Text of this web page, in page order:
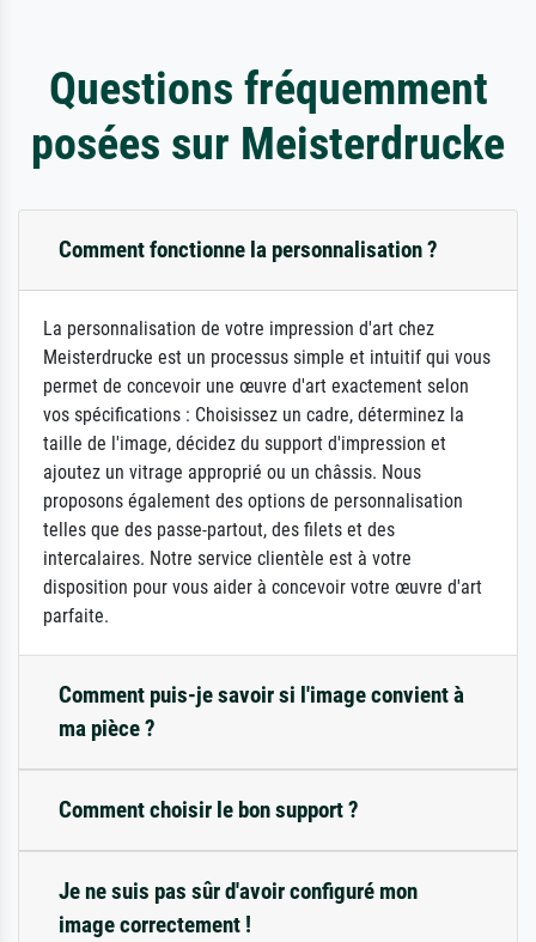
Questions fréquemment
posées sur Meisterdrucke
Comment fonctionne la personnalisation ?
La personnalisation de votre impression d'art chez
Meisterdrucke est un processus simple et intuitif qui vous
permet de concevoir une œuvre d'art exactement selon
vos spécifications : Choisissez un cadre, déterminez la
taille de l'image, décidez du support d'impression et
ajoutez un vitrage approprié ou un châssis. Nous
proposons également des options de personnalisation
telles que des passe-partout, des filets et des
intercalaires. Notre service clientèle est à votre
disposition pour vous aider à concevoir votre œuvre d'art
parfaite.
Comment puis-je savoir si l'image convient à
ma pièce ?
Comment choisir le bon support ?
Je ne suis pas sûr d'avoir configuré mon
image correctement !